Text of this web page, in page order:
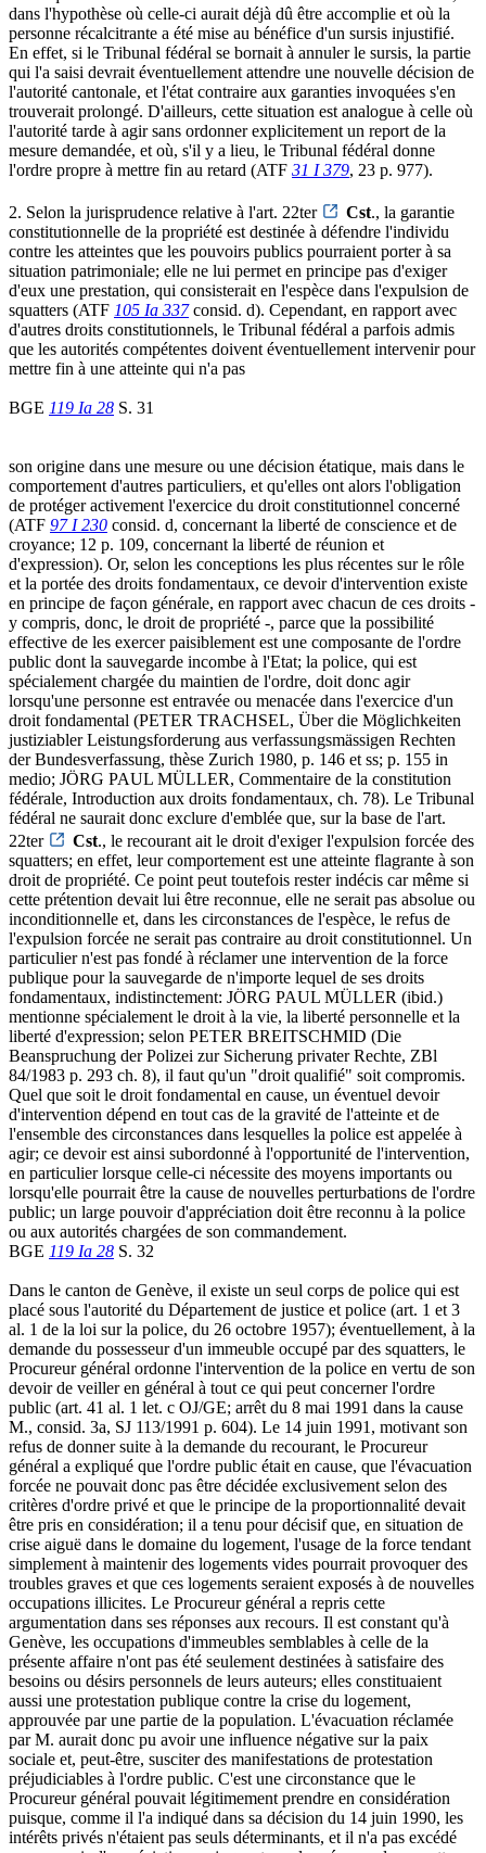
dans l'hypothèse où celle-ci aurait déjà dû être accomplie et où la
personne récalcitrante a été mise au bénéfice d'un sursis injustifié.
En effet, si le Tribunal fédéral se bornait à annuler le sursis, la partie
qui l'a saisi devrait éventuellement attendre une nouvelle décision de
l'autorité cantonale, et l'état contraire aux garanties invoquées s'en
trouverait prolongé. D'ailleurs, cette situation est analogue à celle où
l'autorité tarde à agir sans ordonner explicitement un report de la
mesure demandée, et où, s'il y a lieu, le Tribunal fédéral donne
l'ordre propre à mettre fin au retard (ATF 31 I 379, 23 p. 977).
2. Selon la jurisprudence relative à l'art. 22ter Cst., la garantie
constitutionnelle de la propriété est destinée à défendre l'individu
contre les atteintes que les pouvoirs publics pourraient porter à sa
situation patrimoniale; elle ne lui permet en principe pas d'exiger
d'eux une prestation, qui consisterait en l'espèce dans l'expulsion de
squatters (ATF 105 Ia 337consid. d). Cependant, en rapport avec
d'autres droits constitutionnels, le Tribunal fédéral a parfois admis
que les autorités compétentes doivent éventuellement intervenir pour
mettre fin à une atteinte qui n'a pas
BGE 119 Ia 28 S. 31
son origine dans une mesure ou une décision étatique, mais dans le
comportement d'autres particuliers, et qu'elles ont alors l'obligation
de protéger activement l'exercice du droit constitutionnel concerné
(ATF 97 I 230 consid. d, concernant la liberté de conscience et de
croyance; 12 p. 109, concernant la liberté de réunion et
d'expression). Or, selon les conceptions les plus récentes sur le rôle
et la portée des droits fondamentaux, ce devoir d'intervention existe
en principe de façon générale, en rapport avec chacun de ces droits -
y compris, donc, le droit de propriété -, parce que la possibilité
effective de les exercer paisiblement est une composante de l'ordre
public dont la sauvegarde incombe à l'Etat; la police, qui est
spécialement chargée du maintien de l'ordre, doit donc agir
lorsqu'une personne est entravée ou menacée dans l'exercice d'un
droit fondamental (PETER TRACHSEL, Über die Möglichkeiten
justiziabler Leistungsforderung aus verfassungsmässigen Rechten
der Bundesverfassung, thèse Zurich 1980, p. 146 et ss; p. 155 in
medio; JÖRG PAUL MÜLLER, Commentaire de la constitution
fédérale, Introduction aux droits fondamentaux, ch. 78). Le Tribunal
fédéral ne saurait donc exclure d'emblée que, sur la base de l'art.
22ter
Cst., le recourant ait le droit d'exiger l'expulsion forcée des
squatters; en effet, leur comportement est une atteinte flagrante à son
droit de propriété. Ce point peut toutefois rester indécis car même si
cette prétention devait lui être reconnue, elle ne serait pas absolue ou
inconditionnelle et, dans les circonstances de l'espèce, le refus de
l'expulsion forcée ne serait pas contraire au droit constitutionnel. Un
particulier n'est pas fondé à réclamer une intervention de la force
publique pour la sauvegarde de n'importe lequel de ses droits
fondamentaux, indistinctement: JÖRG PAUL MÜLLER (ibid.)
mentionne spécialement le droit à la vie, la liberté personnelle et la
liberté d'expression; selon PETER BREITSCHMID (Die
Beanspruchung der Polizei zur Sicherung privater Rechte, ZBl
84/1983 p. 293 ch. 8), il faut qu'un "droit qualifié" soit compromis.
Quel que soit le droit fondamental en cause, un éventuel devoir
d'intervention dépend en tout cas de la gravité de l'atteinte et de
l'ensemble des circonstances dans lesquelles la police est appelée à
agir; ce devoir est ainsi subordonné à l'opportunité de l'intervention,
en particulier lorsque celle-ci nécessite des moyens importants ou
lorsqu'elle pourrait être la cause de nouvelles perturbations de l'ordre
public; un large pouvoir d'appréciation doit être reconnu à la police
ou aux autorités chargées de son commandement.
BGE 119 Ia 28 S. 32
Dans le canton de Genève, il existe un seul corps de police qui est
placé sous l'autorité du Département de justice et police (art. 1 et 3
al. 1 de la loi sur la police, du 26 octobre 1957); éventuellement, à la
demande du possesseur d'un immeuble occupé par des squatters, le
Procureur général ordonne l'intervention de la police en vertu de son
devoir de veiller en général à tout ce qui peut concerner l'ordre
public (art. 41 al. 1 let. c OJ/GE; arrêt du 8 mai 1991 dans la cause
M., consid. 3a, SJ 113/1991 p. 604). Le 14 juin 1991, motivant son
refus de donner suite à la demande du recourant, le Procureur
général a expliqué que l'ordre public était en cause, que l'évacuation
forcée ne pouvait donc pas être décidée exclusivement selon des
critères d'ordre privé et que le principe de la proportionnalité devait
être pris en considération; il a tenu pour décisif que, en situation de
crise aiguë dans le domaine du logement, l'usage de la force tendant
simplement à maintenir des logements vides pourrait provoquer des
troubles graves et que ces logements seraient exposés à de nouvelles
occupations illicites. Le Procureur général a repris cette
argumentation dans ses réponses aux recours. Il est constant qu'à
Genève, les occupations d'immeubles semblables à celle de la
présente affaire n'ont pas été seulement destinées à satisfaire des
besoins ou désirs personnels de leurs auteurs; elles constituaient
aussi une protestation publique contre la crise du logement,
approuvée par une partie de la population. L'évacuation réclamée
par M. aurait donc pu avoir une influence négative sur la paix
sociale et, peut-être, susciter des manifestations de protestation
préjudiciables à l'ordre public. C'est une circonstance que le
Procureur général pouvait légitimement prendre en considération
puisque, comme il l'a indiqué dans sa décision du 14 juin 1990, les
intérêts privés n'étaient pas seuls déterminants, et il n'a pas excédé